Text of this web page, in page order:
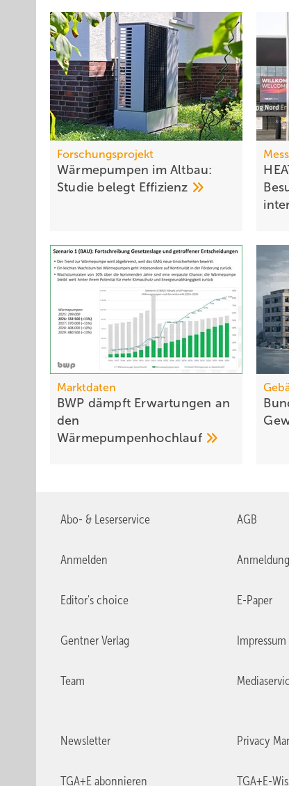
Forschungsprojekt
Wärmepumpen im Altbau:
Stu­die be­legt Ef­fi­zi­enz
Marktdaten
BWP dämpft Erwartungen an
den
Wärme­pumpen­hochlauf
Abo- & Leserservice AGB
Anmelden
Editor's choice E-Paper
Gentner Verlag Impressum
Team
Newsletter Privacy
TGA+E abonnieren TGA+E-